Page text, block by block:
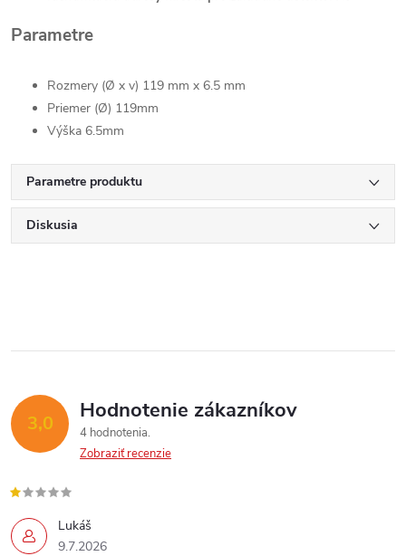
Parametre
Rozmery (Ø x v) 119 mm x 6.5 mm
Priemer (Ø) 119mm
Výška 6.5mm
Parametre produktu
Diskusia
3,0 Hodnotenie zákazníkov
4 hodnotenia
Zobraziť recenzie
Lukáš
9.7.2026